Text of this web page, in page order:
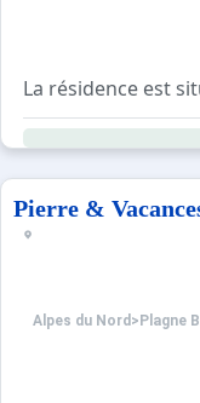
La résidence est
Appartements 2
Accès gratuit à la
La station dispose
Pierre &
Alpes du Nord > Plagne